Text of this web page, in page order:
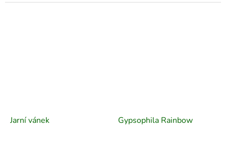
Jarní vánek Gypsophila Rainbow